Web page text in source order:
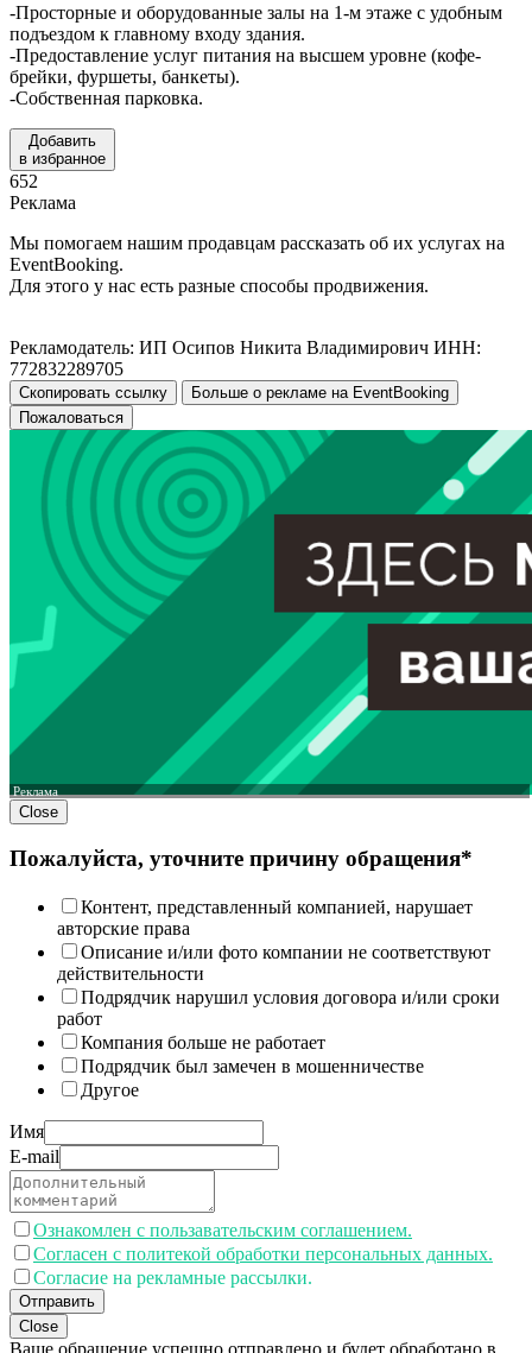
-Просторные и оборудованные залы на 1-м этаже с удобным
подъездом к главному входу здания.
-Предоставление услуг питания на высшем уровне (кофе-
брейки, фуршеты, банкеты).
-Собственная парковка.
Добавить
в избранное
652
Реклама
Мы помогаем нашим продавцам рассказать об их услугах на
EventBooking.
Для этого у нас есть разные способы продвижения.
Рекламодатель: ИП Осипов Никита Владимирович ИНН:
772832289705
Скопировать ссылку
Больше о рекламе на EventBooking
Пожаловаться
Реклама
Close
Пожалуйста, уточните причину обращения*
Контент, представленный компанией, нарушает
авторские права
Описание и/или фото компании не соответствуют
действительности
Подрядчик нарушил условия договора и/или сроки
работ
Компания больше не работает
Подрядчик был замечен в мошенничестве
Другое
Имя
E-mail
Ознакомлен с пользавательским соглашением.
Согласен с политекой обработки персональных данных.
Согласие на рекламные рассылки.
Отправить
Close
Ваше обращение успешно отправлено и будет обработано в